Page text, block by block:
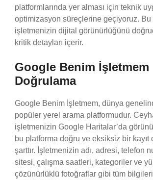
platformlarında yer alması için teknik
optimizasyon süreçlerine geçiyoruz. Bu
işletmenizin dijital görünürlüğünü
kritik detayları içerir.
Google Benim İşletmem
Doğrulama
Google Benim İşletmem, dünya
popüler yerel arama platformudur.
işletmenizin Google Haritalar’da
bu platforma doğru ve eksiksiz bir kayıt
şarttır. İşletmenizin adı, adresi, telefon
sitesi, çalışma saatleri, kategoriler ve
çözünürlüklü fotoğraflar gibi tüm